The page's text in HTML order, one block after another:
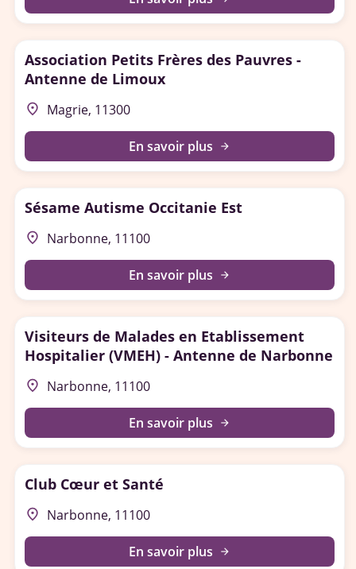
Association Petits Frères des Pauvres -
Antenne de Limoux
place Magrie, 11300
En savoir plus arrow_forward
Sésame Autisme Occitanie Est
place Narbonne, 11100
En savoir plus arrow_forward
Visiteurs de Malades en Etablissement
Hospitalier (VMEH) - Antenne de Narbonne
place Narbonne, 11100
En savoir plus arrow_forward
Club Cœur et Santé
place Narbonne, 11100
En savoir plus arrow_forward